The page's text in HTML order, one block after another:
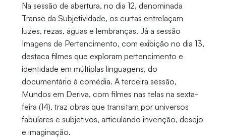
Na sessão de abertura, no dia 12, denominada
Transe da Subjetividade, os curtas entrelaçam
luzes, rezas, águas e lembranças. Já a sessão
Imagens de Pertencimento, com exibição no dia 13,
destaca filmes que exploram pertencimento e
identidade em múltiplas linguagens, do
documentário à comédia. A terceira sessão,
Mundos em Deriva, com filmes nas telas na sexta-
feira (14), traz obras que transitam por universos
fabulares e subjetivos, articulando invenção, desejo
e imaginação.